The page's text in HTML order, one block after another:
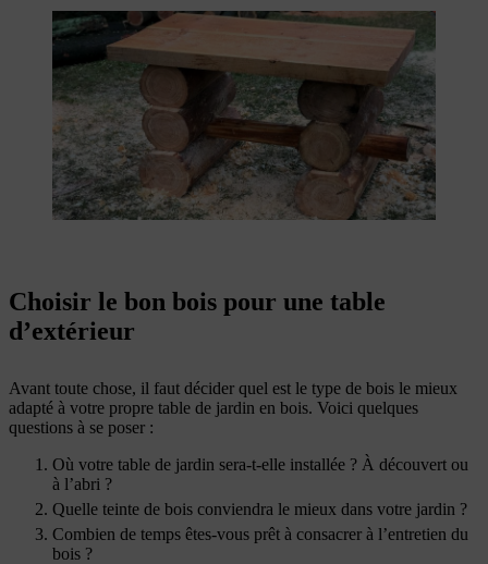
Choisir le bon bois pour une table
d’extérieur
Avant toute chose, il faut décider quel est le type de bois le mieux
adapté à votre propre table de jardin en bois. Voici quelques
questions à se poser :
Où votre table de jardin sera-t-elle installée ? À découvert ou
à l’abri ?
Quelle teinte de bois conviendra le mieux dans votre jardin ?
Combien de temps êtes-vous prêt à consacrer à l’entretien du
bois ?